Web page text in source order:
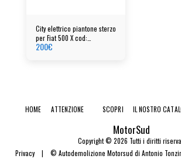
City elettrico piantone sterzo
per Fiat 500 X cod:
00520628920
200€
MotorSud
Copyright © 2026 Tutti i diritti
Privacy| © Autodemolizione Motorsud di Antonio
HOME ATTENZIONE SCOPRI IL NOSTRO